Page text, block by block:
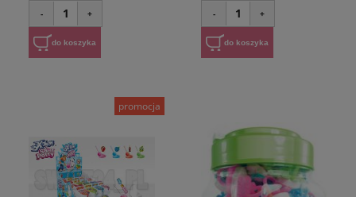
- 1 +
do koszyka
- 1 +
do koszyka
promocja